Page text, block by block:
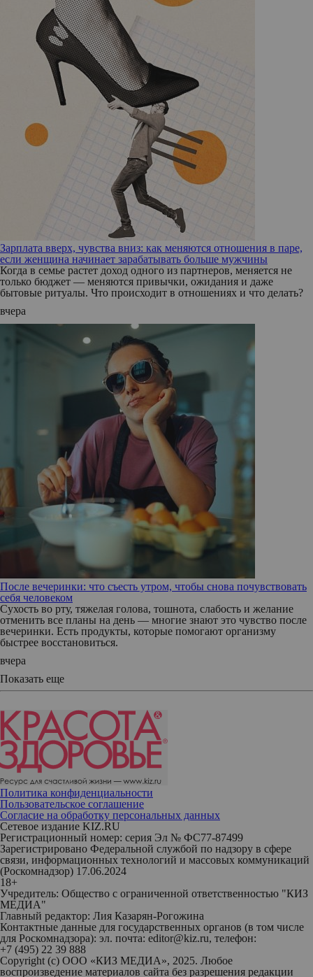
Зарплата вверх, чувства вниз: как меняются отношения в паре,
если женщина начинает зарабатывать больше мужчины
Когда в семье растет доход одного из партнеров, меняется не
только бюджет — меняются привычки, ожидания и даже
бытовые ритуалы. Что происходит в отношениях и что делать?
вчера
После вечеринки: что съесть утром, чтобы снова почувствовать
себя человеком
Сухость во рту, тяжелая голова, тошнота, слабость и желание
отменить все планы на день — многие знают это чувство после
вечеринки. Есть продукты, которые помогают организму
быстрее восстановиться.
вчера
Показать еще
Политика конфиденциальности
Пользовательское соглашение
Согласие на обработку персональных данных
Сетевое издание KIZ.RU
Регистрационный номер: серия Эл № ФС77-87499
Зарегистрировано Федеральной службой по надзору в сфере
связи, информационных технологий и массовых коммуникаций
(Роскомнадзор) 17.06.2024
18+
Учредитель: Общество с ограниченной ответственностью "КИЗ
МЕДИА"
Главный редактор: Лия Казарян-Рогожина
Контактные данные для государственных органов (в том числе
для Роскомнадзора): эл. почта: editor@kiz.ru, телефон:
+7 (495) 22 39 888
Copyright (с) ООО «КИЗ МЕДИА», 2025. Любое
воспроизведение материалов сайта без разрешения редакции